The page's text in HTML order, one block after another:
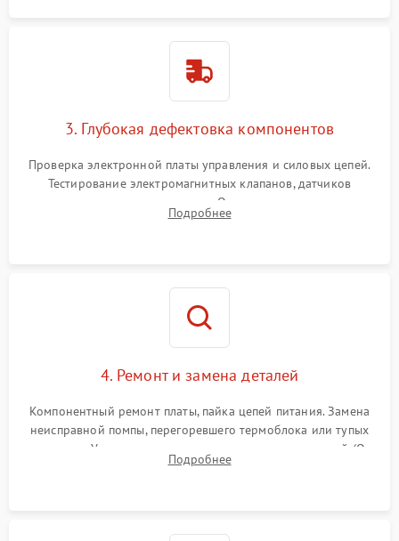
3. Глубокая дефектовка компонентов
Проверка электронной платы управления и силовых цепей.
Тестирование электромагнитных клапанов, датчиков
температуры и расходомера. Оценка степени износа
жерновов кофемолки, уплотнительных колец гидросистемы
Подробнее
4. Ремонт и замена деталей
Компонентный ремонт платы, пайка цепей питания. Замена
неисправной помпы, перегоревшего термоблока или тупых
жерновов. Установка новых силиконовых уплотнителей (O-
ring) и тефлоновых трубок для надежного устранения
Подробнее